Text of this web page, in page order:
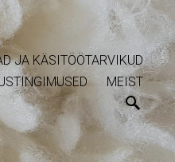
JA KÄSITÖÖTARVIKUD
MEIST